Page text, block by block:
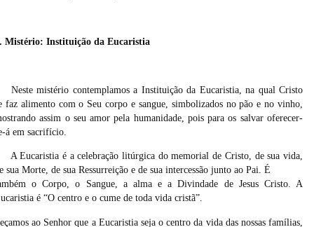
Mistério: Instituição da Eucaristia
Neste mistério contemplamos a Instituição da Eucaristia, na qual Cristo
faz alimento com o Seu corpo e sangue, simbolizados no pão e no vinho,
assim o seu amor pela humanidade, pois para os salvar oferecer-
á em sacrifício.
A Eucaristia é a celebração litúrgica do memorial de Cristo, de sua vida,
sua Morte, de sua Ressurreição e de sua intercessão junto ao Pai. É
o Corpo, o Sangue, a alma e a Divindade de Jesus Cristo. A
é “O centro e o cume de toda vida cristã”.
ao Senhor que a Eucaristia seja o centro da vida das nossas famílias,